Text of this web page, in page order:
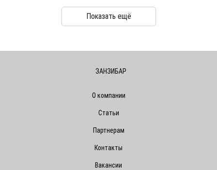
Показать ещё
ЗАНЗИБАР
О компании
Статьи
Партнерам
Контакты
Вакансии